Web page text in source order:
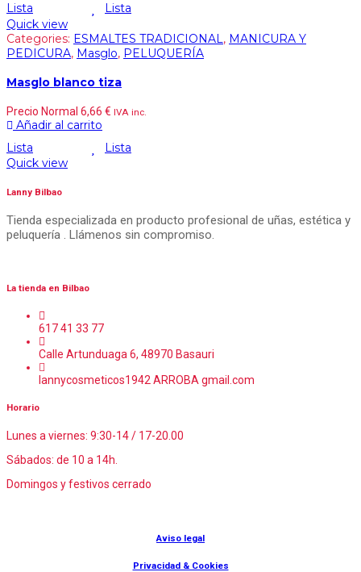
Lista
Lista
Quick view
Categories: ESMALTES TRADICIONAL, MANICURA Y
PEDICURA, Masglo, PELUQUERÍA
Masglo blanco tiza
Precio Normal 6,66 € IVA inc.
Añadir al carrito
Lista
Lista
Quick view
Lanny Bilbao
Tienda especializada en producto profesional de uñas, estética y
peluquería . Llámenos sin compromiso.
La tienda en Bilbao
617 41 33 77
Calle Artunduaga 6, 48970 Basauri
lannycosmeticos1942 ARROBA gmail.com
Horario
Lunes a viernes: 9:30-14 / 17-20.00
Sábados: de 10 a 14h.
Domingos y festivos cerrado
Aviso legal
Privacidad & Cookies